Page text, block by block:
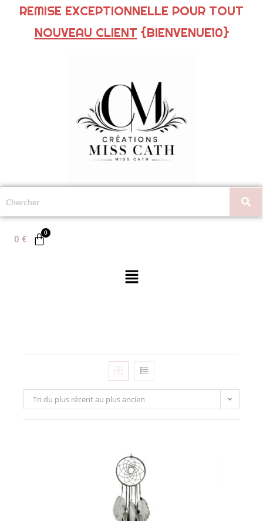
REMISE EXCEPTIONNELLE POUR TOUT
NOUVEAU CLIENT {BIENVENUE10}
0 €
Tri du plus récent au plus ancien